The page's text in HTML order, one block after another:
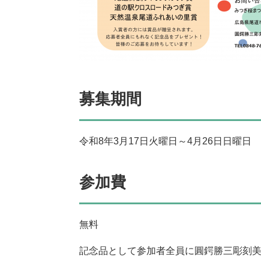
募集期間
令和8年3月17日火曜日～4月26日日曜日
参加費
無料
記念品として参加者全員に圓鍔勝三彫刻